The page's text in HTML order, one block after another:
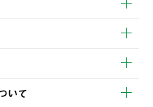
ただけます。
に商品を発送いたします。
曜日以降のご注文は週明け
いて